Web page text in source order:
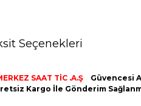
Seçenekleri
SAAT TİC .A.Ş
Güvencesi
Kargo İle Gönderim